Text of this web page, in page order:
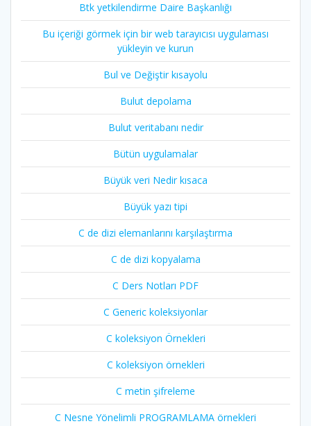
Btk yetkilendirme Daire Başkanlığı
Bu içeriği görmek için bir web tarayıcısı uygulaması
yükleyin ve kurun
Bul ve Değiştir kısayolu
Bulut depolama
Bulut veritabanı nedir
Bütün uygulamalar
Büyük veri Nedir kısaca
Büyük yazı tipi
C de dizi elemanlarını karşılaştırma
C de dizi kopyalama
C Ders Notları PDF
C Generic koleksiyonlar
C koleksiyon Örnekleri
C koleksiyon örnekleri
C metin şifreleme
C Nesne Yönelimli PROGRAMLAMA örnekleri